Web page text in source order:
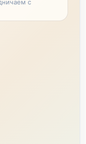
с